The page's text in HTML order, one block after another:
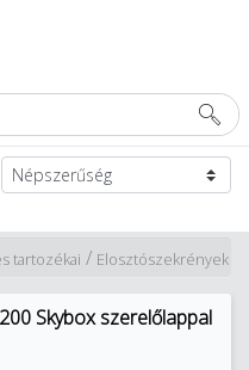
Elosztószekrények
/
tartozékai
Skybox szerelőlappal